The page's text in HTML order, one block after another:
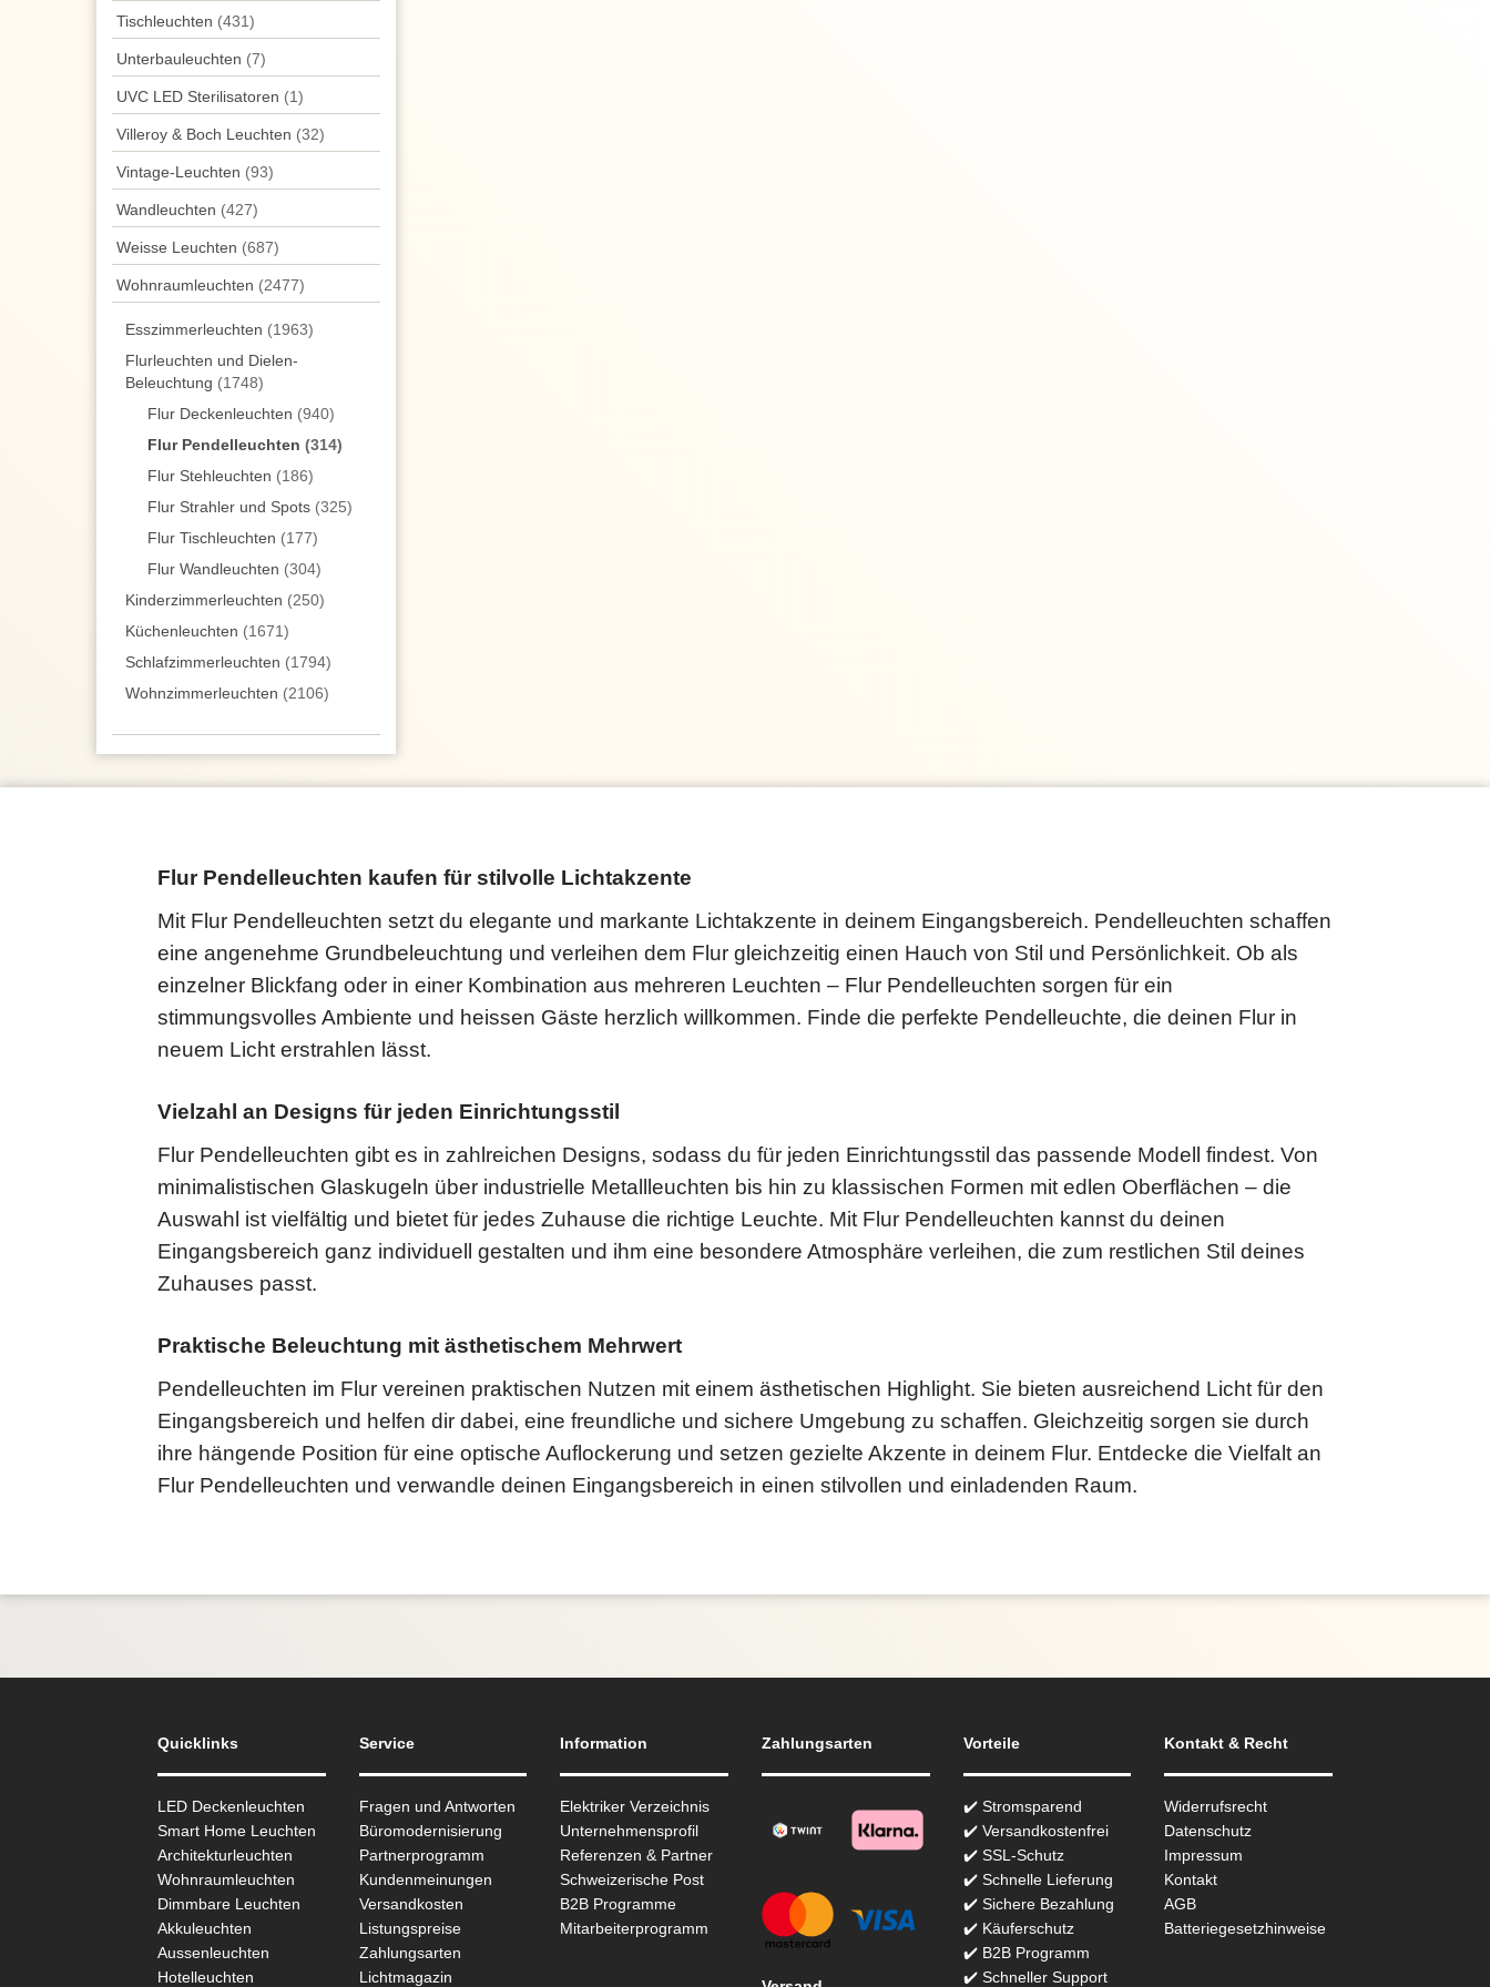
Tisch­leuchten (431)
Unterbau­leuchten (7)
UVC LED Sterilisatoren (1)
Villeroy & Boch Leuchten (32)
Vintage-Leuchten (93)
Wand­leuchten (427)
Weisse Leuchten (687)
Wohnraum­leuchten (2477)
Esszimmer­­leuchten (1963)
Flurleuchten und Dielen-
Beleuchtung (1748)
Flur Deckenleuchten (940)
Flur Pendelleuchten (314)
Flur Stehleuchten (186)
Flur Strahler und Spots (325)
Flur Tischleuchten (177)
Flur Wandleuchten (304)
Kinderzimmer­leuchten (250)
Küchenleuchten (1671)
Schlafzimmer­leuchten (1794)
Wohnzimmer­leuchten (2106)
Flur Pendelleuchten kaufen für stilvolle Lichtakzente
Mit Flur Pendelleuchten setzt du elegante und markante Lichtakzente in deinem Eingangsbereich. Pendelleuchten schaffen
eine angenehme Grundbeleuchtung und verleihen dem Flur gleichzeitig einen Hauch von Stil und Persönlichkeit. Ob als
einzelner Blickfang oder in einer Kombination aus mehreren Leuchten – Flur Pendelleuchten sorgen für ein
stimmungsvolles Ambiente und heissen Gäste herzlich willkommen. Finde die perfekte Pendelleuchte, die deinen Flur in
neuem Licht erstrahlen lässt.
Vielzahl an Designs für jeden Einrichtungsstil
Flur Pendelleuchten gibt es in zahlreichen Designs, sodass du für jeden Einrichtungsstil das passende Modell findest. Von
minimalistischen Glaskugeln über industrielle Metallleuchten bis hin zu klassischen Formen mit edlen Oberflächen – die
Auswahl ist vielfältig und bietet für jedes Zuhause die richtige Leuchte. Mit Flur Pendelleuchten kannst du deinen
Eingangsbereich ganz individuell gestalten und ihm eine besondere Atmosphäre verleihen, die zum restlichen Stil deines
Zuhauses passt.
Praktische Beleuchtung mit ästhetischem Mehrwert
Pendelleuchten im Flur vereinen praktischen Nutzen mit einem ästhetischen Highlight. Sie bieten ausreichend Licht für den
Eingangsbereich und helfen dir dabei, eine freundliche und sichere Umgebung zu schaffen. Gleichzeitig sorgen sie durch
ihre hängende Position für eine optische Auflockerung und setzen gezielte Akzente in deinem Flur. Entdecke die Vielfalt an
Flur Pendelleuchten und verwandle deinen Eingangsbereich in einen stilvollen und einladenden Raum.
Quicklinks
LED Deckenleuchten
Smart Home Leuchten
Architekturleuchten
Wohnraum­leuchten
Dimmbare Leuchten
Akkuleuchten
Aussen­leuchten
Hotelleuchten
Service
Fragen und Antworten
Büromodernisierung
Partnerprogramm
Kundenmeinungen
Versandkosten
Listungspreise
Zahlungsarten
Lichtmagazin
Information
Elektriker Verzeichnis
Unternehmensprofil
Referenzen & Partner
Schweizerische Post
B2B Programme
Mitarbeiterprogramm
Zahlungsarten Vorteile
✔️ Stromsparend
✔️ Versandkostenfrei
✔️ SSL-Schutz
✔️ Schnelle Lieferung
✔️ Sichere Bezahlung
✔️ Käuferschutz
✔️ B2B Programm
✔️ Schneller Support
Kontakt & Recht
Widerrufsrecht
Datenschutz
Impressum
Kontakt
AGB
Batteriegesetzhinweise